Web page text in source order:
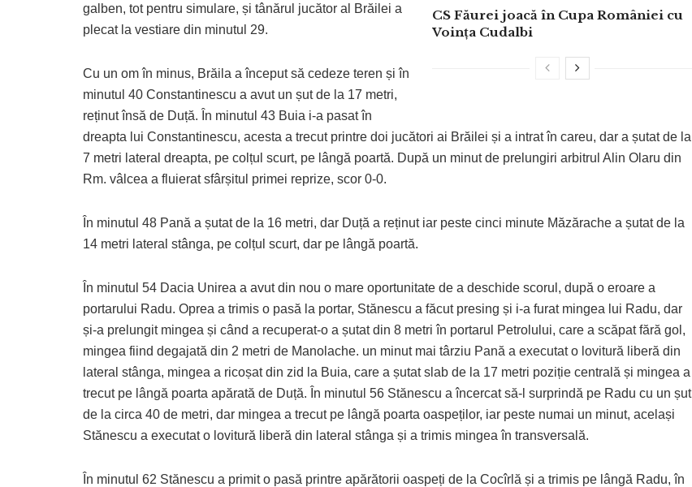
CS Făurei joacă în Cupa României cu
Voința Cudalbi
galben, tot pentru simulare, și tânărul jucător al Brăilei a
plecat la vestiare din minutul 29.
Cu un om în minus, Brăila a început să cedeze teren și în
minutul 40 Constantinescu a avut un șut de la 17 metri,
reținut însă de Duță. În minutul 43 Buia i-a pasat în
dreapta lui Constantinescu, acesta a trecut printre doi jucători ai Brăilei și a intrat în careu, dar a șutat de la
7 metri lateral dreapta, pe colțul scurt, pe lângă poartă. După un minut de prelungiri arbitrul Alin Olaru din
Rm. vâlcea a fluierat sfârșitul primei reprize, scor 0-0.
În minutul 48 Pană a șutat de la 16 metri, dar Duță a reținut iar peste cinci minute Măzărache a șutat de la
14 metri lateral stânga, pe colțul scurt, dar pe lângă poartă.
În minutul 54 Dacia Unirea a avut din nou o mare oportunitate de a deschide scorul, după o eroare a
portarului Radu. Oprea a trimis o pasă la portar, Stănescu a făcut presing și i-a furat mingea lui Radu, dar
și-a prelungit mingea și când a recuperat-o a șutat din 8 metri în portarul Petrolului, care a scăpat fără gol,
mingea fiind degajată din 2 metri de Manolache. un minut mai târziu Pană a executat o lovitură liberă din
lateral stânga, mingea a ricoșat din zid la Buia, care a șutat slab de la 17 metri poziție centrală și mingea a
trecut pe lângă poarta apărată de Duță. În minutul 56 Stănescu a încercat să-l surprindă pe Radu cu un șut
de la circa 40 de metri, dar mingea a trecut pe lângă poarta oaspeților, iar peste numai un minut, același
Stănescu a executat o lovitură liberă din lateral stânga și a trimis mingea în transversală.
În minutul 62 Stănescu a primit o pasă printre apărătorii oaspeți de la Cocîrlă și a trimis pe lângă Radu, în